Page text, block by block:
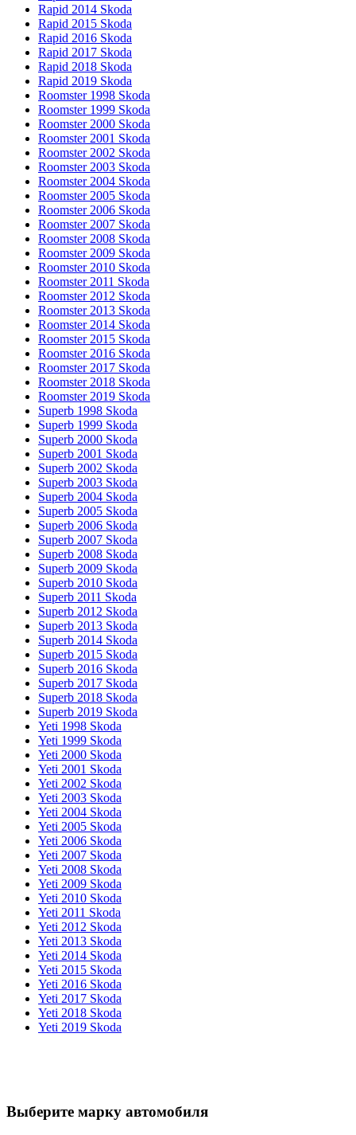
Rapid 2014 Skoda
Rapid 2015 Skoda
Rapid 2016 Skoda
Rapid 2017 Skoda
Rapid 2018 Skoda
Rapid 2019 Skoda
Roomster 1998 Skoda
Roomster 1999 Skoda
Roomster 2000 Skoda
Roomster 2001 Skoda
Roomster 2002 Skoda
Roomster 2003 Skoda
Roomster 2004 Skoda
Roomster 2005 Skoda
Roomster 2006 Skoda
Roomster 2007 Skoda
Roomster 2008 Skoda
Roomster 2009 Skoda
Roomster 2010 Skoda
Roomster 2011 Skoda
Roomster 2012 Skoda
Roomster 2013 Skoda
Roomster 2014 Skoda
Roomster 2015 Skoda
Roomster 2016 Skoda
Roomster 2017 Skoda
Roomster 2018 Skoda
Roomster 2019 Skoda
Superb 1998 Skoda
Superb 1999 Skoda
Superb 2000 Skoda
Superb 2001 Skoda
Superb 2002 Skoda
Superb 2003 Skoda
Superb 2004 Skoda
Superb 2005 Skoda
Superb 2006 Skoda
Superb 2007 Skoda
Superb 2008 Skoda
Superb 2009 Skoda
Superb 2010 Skoda
Superb 2011 Skoda
Superb 2012 Skoda
Superb 2013 Skoda
Superb 2014 Skoda
Superb 2015 Skoda
Superb 2016 Skoda
Superb 2017 Skoda
Superb 2018 Skoda
Superb 2019 Skoda
Yeti 1998 Skoda
Yeti 1999 Skoda
Yeti 2000 Skoda
Yeti 2001 Skoda
Yeti 2002 Skoda
Yeti 2003 Skoda
Yeti 2004 Skoda
Yeti 2005 Skoda
Yeti 2006 Skoda
Yeti 2007 Skoda
Yeti 2008 Skoda
Yeti 2009 Skoda
Yeti 2010 Skoda
Yeti 2011 Skoda
Yeti 2012 Skoda
Yeti 2013 Skoda
Yeti 2014 Skoda
Yeti 2015 Skoda
Yeti 2016 Skoda
Yeti 2017 Skoda
Yeti 2018 Skoda
Yeti 2019 Skoda
Выберите марку автомобиля